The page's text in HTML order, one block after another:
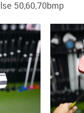
50,60,70bmp